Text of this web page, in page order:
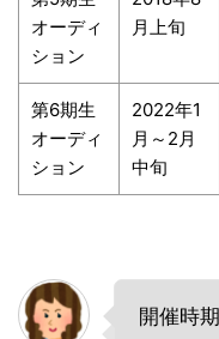
オーディ
ション
月上旬
第6期生
オーディ
ション
2022年1
月～2月
中旬
開催時